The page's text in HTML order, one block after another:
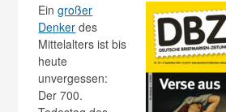
Eingroßer
Denker des
Mittelalters ist bis
heute
unvergessen:
Der 700.